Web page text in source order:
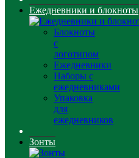
Ежедневники и блокноты
Блокноты
с
логотипом
Ежедневники
Наборы с
ежедневниками
Упаковка
для
ежедневников
Зонты